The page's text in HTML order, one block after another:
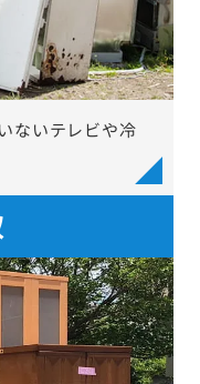
ないテレビや冷